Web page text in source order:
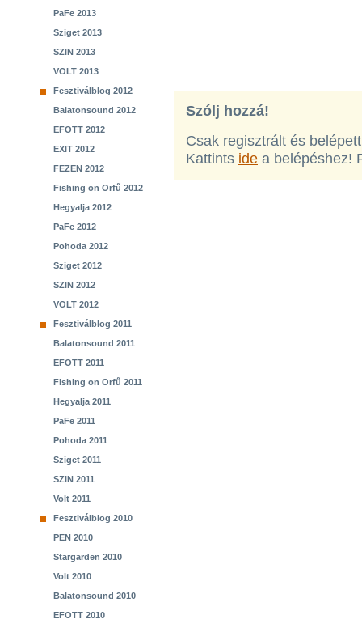
PaFe 2013
Sziget 2013
SZIN 2013
VOLT 2013
Fesztiválblog 2012
Balatonsound 2012
EFOTT 2012
EXIT 2012
FEZEN 2012
Fishing on Orfű 2012
Hegyalja 2012
PaFe 2012
Pohoda 2012
Sziget 2012
SZIN 2012
VOLT 2012
Fesztiválblog 2011
Balatonsound 2011
EFOTT 2011
Fishing on Orfű 2011
Hegyalja 2011
PaFe 2011
Pohoda 2011
Sziget 2011
SZIN 2011
Volt 2011
Fesztiválblog 2010
PEN 2010
Stargarden 2010
Volt 2010
Balatonsound 2010
EFOTT 2010
Szólj hozzá!
Csak regisztrált és
Kattints ide a belépéshez!